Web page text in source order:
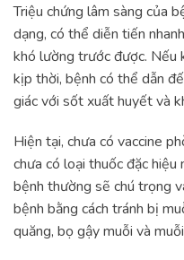
Triệu chứng lâm sàng của
dạng, có thể diễn tiến
khó lường trước được. Nếu
kịp thời, bệnh có thể dẫn
giác với sốt xuất huyết và
Hiện tại, chưa có vaccine
chưa có loại thuốc đặc
bệnh thường sẽ chú trọng
bệnh bằng cách tránh bị
quăng, bọ gậy muỗi và